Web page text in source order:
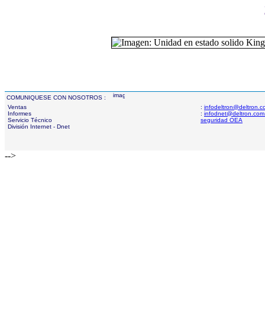
COMUNIQUESE CON NOSOTROS :
Ventas
Informes
Servicio Técnico
División Internet - Dnet
:
:
seguridad OEA
-->